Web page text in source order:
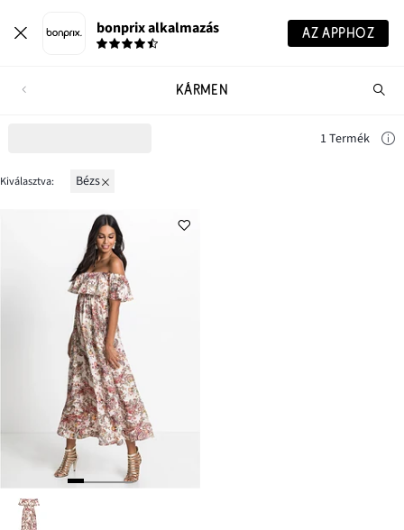
bonprix alkalmazás AZ APPHOZ
KÁRMEN
1 Termék
Kiválasztva: bézs